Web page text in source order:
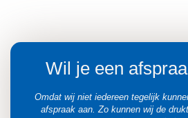
Wil je een
Omdat wij niet iedereen tegelijk
afspraak aan. Zo kunnen wij de